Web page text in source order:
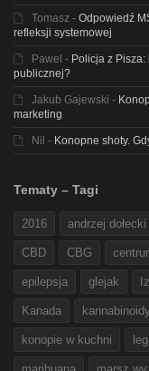
Tomasz - Odpowiedź
refleksji systemowej
Pawel - Policja z
publicznej?
Jakub Gajewski -
marketing
Nil - Konopne shoty.
Tematy – Tagi
2016 andrzej dołecki
CBD CBG
epilepsja glejak
Kanada kannabinoidy
konopie w kuchni